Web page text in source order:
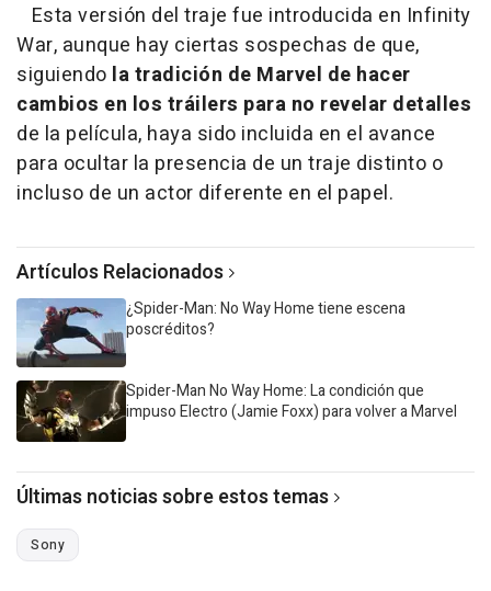
Esta versión del traje fue introducida en Infinity
War, aunque hay ciertas sospechas de que,
siguiendo la tradición de Marvel de hacer
cambios en los tráilers para no revelar detalles
de la película, haya sido incluida en el avance
para ocultar la presencia de un traje distinto o
incluso de un actor diferente en el papel.
Artículos Relacionados
¿Spider-Man: No Way Home tiene escena
poscréditos?
Spider-Man No Way Home: La condición que
impuso Electro (Jamie Foxx) para volver a Marvel
Últimas noticias sobre estos temas
Sony